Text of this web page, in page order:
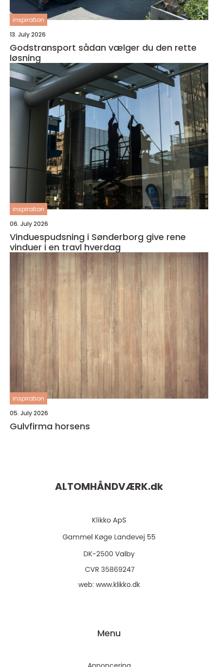
inspiration
13. July 2026
Godstransport sådan vælger du den rette
løsning
inspiration
06. July 2026
Vinduespudsning i Sønderborg give rene
vinduer i en travl hverdag
inspiration
05. July 2026
Gulvfirma horsens
ALTOMHÅNDVÆRK.dk
web: www.klikko.dk
Menu